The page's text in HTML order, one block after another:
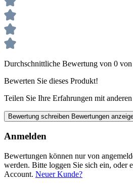
Durchschnittliche Bewertung von 0 von
Bewerten Sie dieses Produkt!
Teilen Sie Ihre Erfahrungen mit
Bewertung schreiben Bewertungen
Anmelden
Bewertungen können nur von
werden. Bitte loggen Sie sich ein, oder
Account. Neuer Kunde?